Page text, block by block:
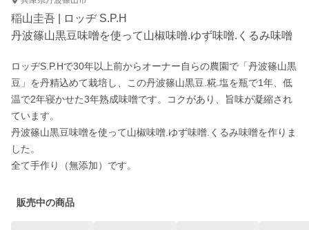
稲山圭吾 | ロッヂ S.P.H
丹波篠山黒豆味噌を使って山椒味噌.ゆず味噌.くるみ味噌
ロッヂS.P.Hで30年以上前からオーナー自らの農園で「丹波篠山黒
豆」を丹精込めて栽培し、この丹波篠山黒豆.糀.塩を瓶で1年、低
温で2年寝かせた3年熟成味噌です。コクがあり、旨味が凝縮され
ています。
丹波篠山黒豆味噌を使って山椒味噌.ゆず味噌.くるみ味噌を作りま
した。
販売中の商品